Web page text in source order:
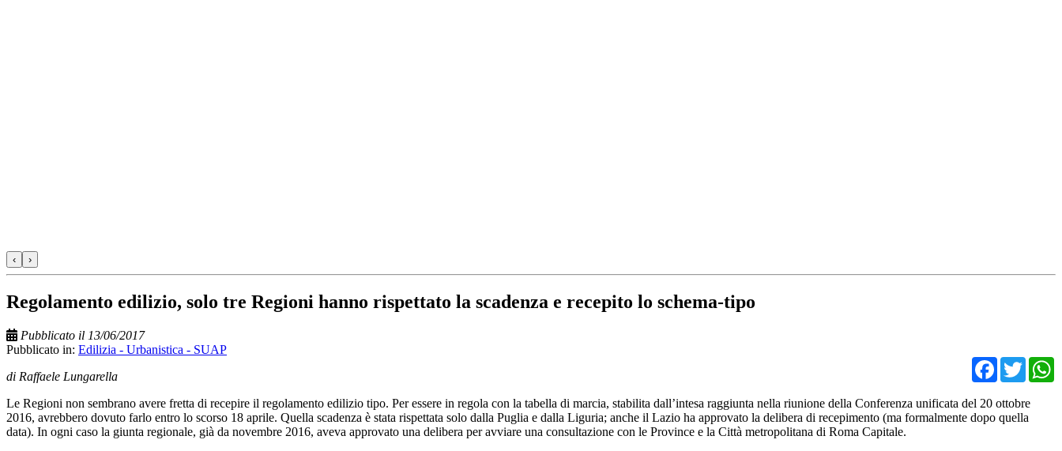
‹ ›
Regolamento edilizio, solo tre Regioni hanno rispettato la scadenza e recepito lo schema-tipo
Pubblicato il 13/06/2017
Pubblicato in: Edilizia - Urbanistica - SUAP
di Raffaele Lungarella
Le Regioni non sembrano avere fretta di recepire il regolamento edilizio tipo. Per essere in regola con la tabella di marcia, stabilita dall’intesa raggiunta nella riunione della Conferenza unificata del 20 ottobre
2016, avrebbero dovuto farlo entro lo scorso 18 aprile. Quella scadenza è stata rispettata solo dalla Puglia e dalla Liguria; anche il Lazio ha approvato la delibera di recepimento (ma formalmente dopo quella
data). In ogni caso la giunta regionale, già da novembre 2016, aveva approvato una delibera per avviare una consultazione con le Province e la Città metropolitana di Roma Capitale.